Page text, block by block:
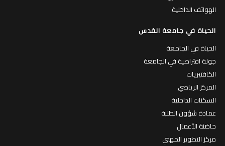
الهواتف الداخلية
الحياة في جامعة القدس
الحياة في الجامعة
جولة افتراضية في الجامعة
الكافتيريات
المركز الرياضي
السكنات الداخلية
عمادة شؤون الطلبة
حاضنة الأعمال
مركز التطوير المهني